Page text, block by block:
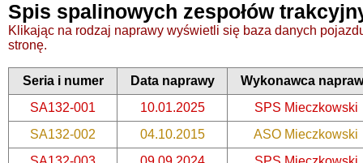
Spis spalinowych zespołów
Klikając na rodzaj naprawy wyświetli się baza danych
stronę.
Seria i numer Data naprawy
Wykonawca
SA132-001
10.01.2025
SPS Mieczkowski
SA132-002
04.10.2015
ASO Mieczkowski